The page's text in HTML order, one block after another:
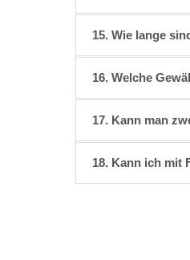
15. Wie lange
16. Welche
17. Kann man
18. Kann ich mit